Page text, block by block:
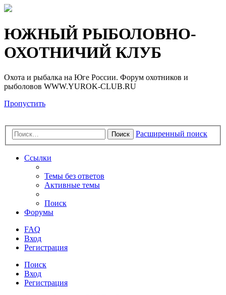
Регистрация
ЮЖНЫЙ РЫБОЛОВНО-
ОХОТНИЧИЙ КЛУБ
Охота и рыбалка на Юге России. Форум охотников и
рыболовов WWW.YUROK-CLUB.RU
Пропустить
Поиск Расширенный поиск
Ссылки
Темы без ответов
Активные темы
Поиск
Форумы
FAQ
Вход
Регистрация
Поиск
Вход
Регистрация